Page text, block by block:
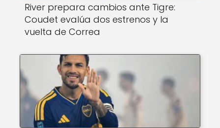
River prepara cambios ante Tigre:
Coudet evalúa dos estrenos y la
vuelta de Correa